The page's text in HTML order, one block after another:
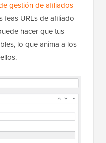
gestión de afiliados
feas URLs de afiliado
hacer que tus
lo que anima a los